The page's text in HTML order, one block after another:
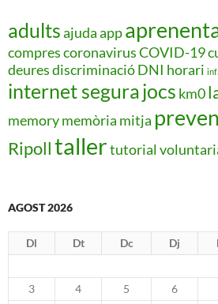
adultsajudaapp
comprescoronavirusCOVID-19
deuresdiscriminacióDNI horari
internet segurajocs km0
memorymemòria mitja
Ripolltallertutorial
AGOST 2026
Dl Dt Dc Dj
3
4 5 6